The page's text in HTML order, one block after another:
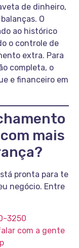
de dinheiro,
O
ao histórico
o controle de
extra. Para
completa, o
e financeiro em
mais
pronta para te
negócio. Entre
3250
com a gente